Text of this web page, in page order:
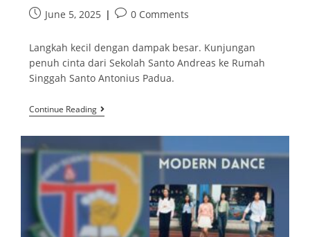
June 5, 2025 0 Comments
Langkah kecil dengan dampak besar. Kunjungan
penuh cinta dari Sekolah Santo Andreas ke Rumah
Singgah Santo Antonius Padua.
Continue Reading